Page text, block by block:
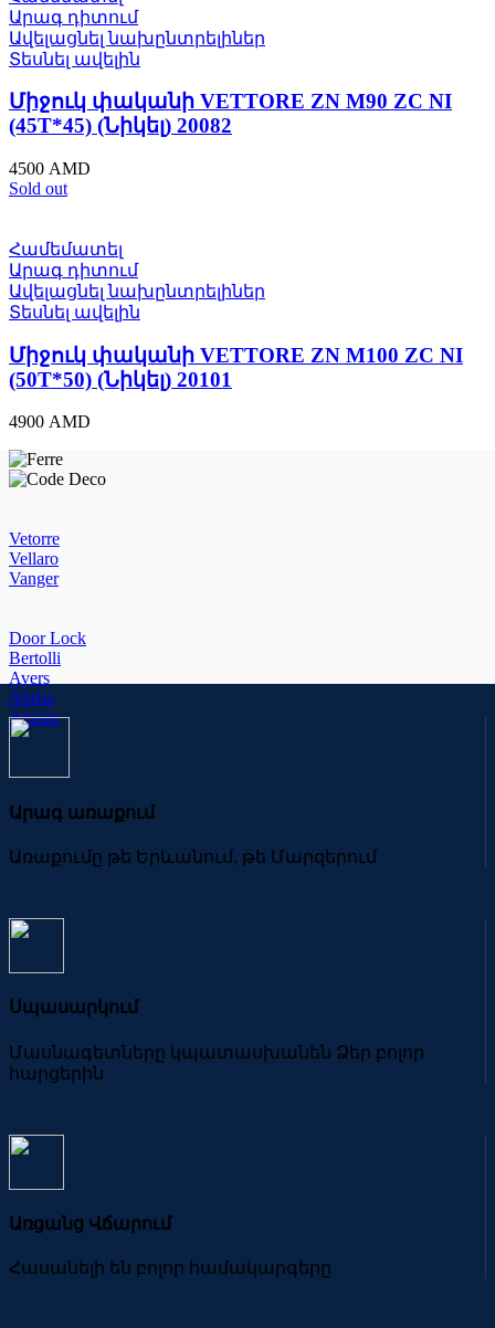
Արագ դիտում
Ավելացնել նախընտրելիներ
Տեսնել ավելին
Միջուկ փականի VETTORE ZN M90 ZC NI
(45T*45) (Նիկել) 20082
4500 AMD
Sold out
Համեմատել
Արագ դիտում
Ավելացնել նախընտրելիներ
Տեսնել ավելին
Միջուկ փականի VETTORE ZN M100 ZC NI
(50T*50) (Նիկել) 20101
4900 AMD
Vetorre
Vellaro
Vanger
Door Lock
Bertolli
Avers
Abriss
Abasin
Արագ առաքում
Առաքումը թե Երևանում, թե Մարզերում
Սպասարկում
Մասնագետները կպատասխանեն Ձեր բոլոր
հարցերին
Առցանց Վճարում
Հասանելի են բոլոր համակարգերը